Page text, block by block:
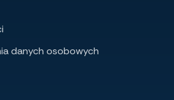
danych osobowych